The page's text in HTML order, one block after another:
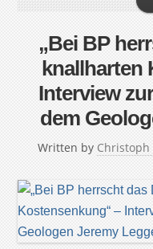
„Bei BP
knallharten
Interview
dem
Written by Christoph